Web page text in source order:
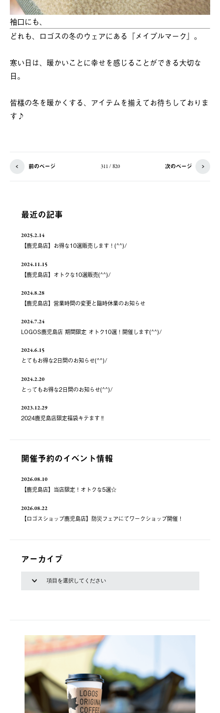
袖口にも、
どれも、ロゴスの冬のウェアにある『メイプルマーク』。
寒い日は、暖かいことに幸せを感じることができる大切な
日。
皆様の冬を暖かくする、アイテムを揃えてお待ちしておりま
す♪
前のページ 311 / 820 次のページ
最近の記事
2025.2.14
【鹿児島店】お得な10選販売します！(^^)/
2024.11.15
【鹿児島店】オトクな10選販売(^^)/
2024.8.28
【鹿児島店】営業時間の変更と臨時休業のお知らせ
2024.7.24
LOGOS鹿児島店 期間限定 オトク10選！開催します(^^)/
2024.6.15
とてもお得な2日間のお知らせ(^^)/
2024.2.20
とってもお得な2日間のお知らせ(^^)/
2023.12.29
2024鹿児島店限定福袋キテます‼️
開催予約のイベント情報
2026.08.10
【鹿児島店】当店限定！オトクな5選☆
2026.08.22
【ロゴスショップ鹿児島店】防災フェアにてワークショップ開催！
アーカイブ